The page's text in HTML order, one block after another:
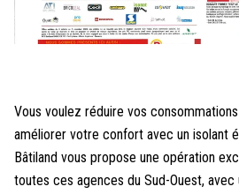
Vous voulez réduire vos
améliorer votre confort avec un isolant
Bâtiland vous propose une opération
toutes ces agences du Sud-Ouest,